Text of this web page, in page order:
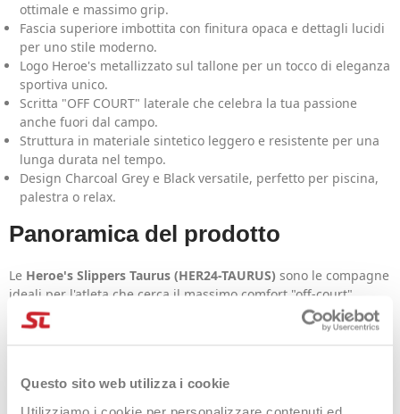
Questo sito web utilizza i cookie
Utilizziamo i cookie per personalizzare contenuti ed
ottimale e massimo grip.
Fascia superiore imbottita con finitura opaca e dettagli lucidi
per uno stile moderno.
Logo Heroe's metallizzato sul tallone per un tocco di eleganza
sportiva unico.
Scritta "OFF COURT" laterale che celebra la tua passione
anche fuori dal campo.
Struttura in materiale sintetico leggero e resistente per una
lunga durata nel tempo.
Design Charcoal Grey e Black versatile, perfetto per piscina,
palestra o relax.
Panoramica del prodotto
Le Heroe's Slippers Taurus (HER24-TAURUS) sono le compagne
ideali per l'atleta che cerca il massimo comfort "off-court".
Caratterizzate da un estetica raffinata in grigio antracite e
nero, queste ciabatte combinano funzionalità tecnica e design
Caratteristiche Principali